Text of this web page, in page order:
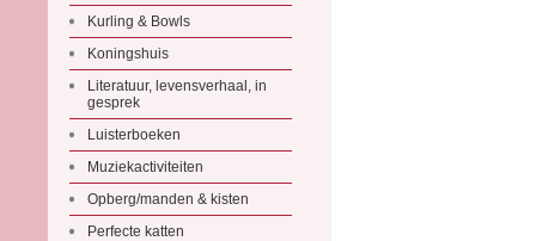
Kurling & Bowls
Koningshuis
Literatuur, levensverhaal, in
gesprek
Luisterboeken
Muziekactiviteiten
Opberg/manden & kisten
Perfecte katten